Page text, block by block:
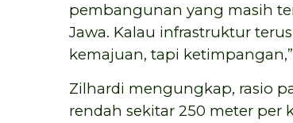
pembangunan yang masih
Jawa. Kalau infrastruktur
kemajuan, tapi
Zilhardi mengungkap, rasio
rendah sekitar 250 meter per